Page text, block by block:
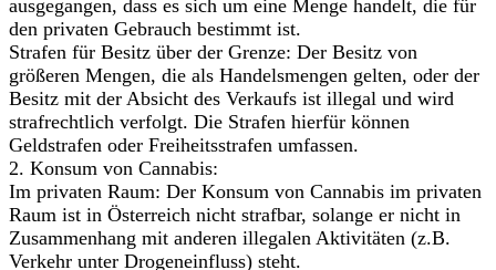
ausgegangen, dass es sich um eine Menge handelt, die für
den privaten Gebrauch bestimmt ist.
Strafen für Besitz über der Grenze: Der Besitz von
größeren Mengen, die als Handelsmengen gelten, oder der
Besitz mit der Absicht des Verkaufs ist illegal und wird
strafrechtlich verfolgt. Die Strafen hierfür können
Geldstrafen oder Freiheitsstrafen umfassen.
2. Konsum von Cannabis:
Im privaten Raum: Der Konsum von Cannabis im privaten
Raum ist in Österreich nicht strafbar, solange er nicht in
Zusammenhang mit anderen illegalen Aktivitäten (z.B.
Verkehr unter Drogeneinfluss) steht.